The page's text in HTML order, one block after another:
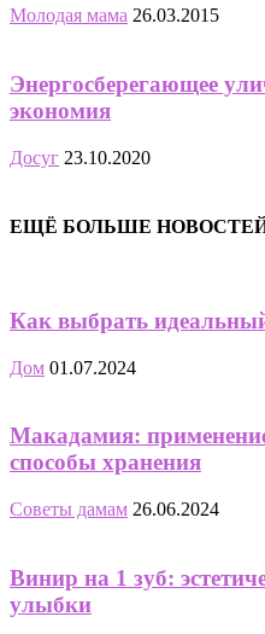
Молодая мама 26.03.2015
Энергосберегающее
экономия
Досуг 23.10.2020
ЕЩЁ БОЛЬШЕ
Как выбрать
Дом 01.07.2024
Макадамия:
способы хранения
Советы дамам 26.06.2024
Винир на 1 зуб:
улыбки